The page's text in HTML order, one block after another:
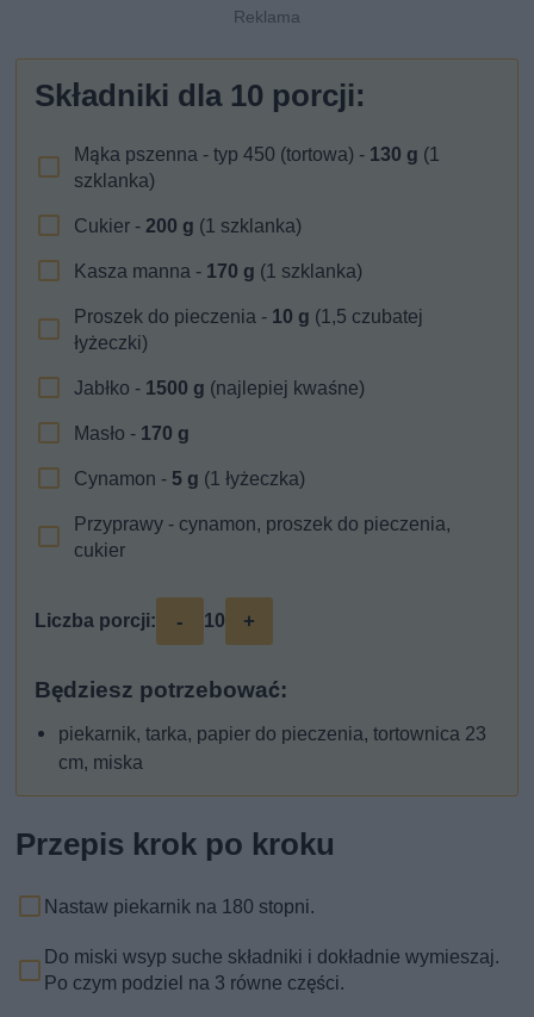
Składniki dla 10 porcji:
Mąka pszenna - typ 450 (tortowa) - 130 g (1
szklanka)
Cukier -200 g (1 szklanka)
Kasza manna - 170 g (1 szklanka)
Proszek do pieczenia - 10 g (1,5 czubatej
łyżeczki)
Jabłko - 1500 g (najlepiej kwaśne)
Masło - 170 g
Cynamon - 5 g (1 łyżeczka)
Przyprawy - cynamon, proszek do pieczenia,
cukier
Liczba porcji: - 10 +
Będziesz potrzebować:
piekarnik, tarka, papier do pieczenia, tortownica 23
cm, miska
Przepis krok po kroku
Nastaw piekarnik na 180 stopni.
Do miski wsyp suche składniki i dokładnie wymieszaj.
Po czym podziel na 3 równe części.